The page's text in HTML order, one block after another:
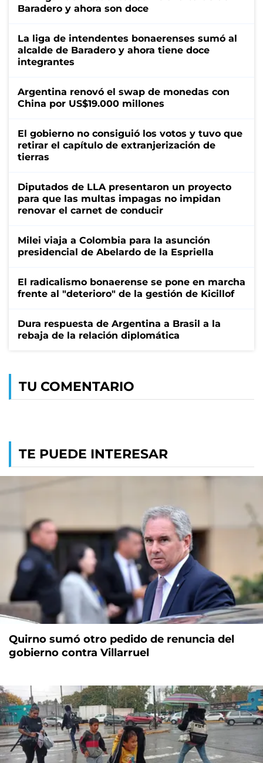
Baradero y ahora son doce
La liga de intendentes bonaerenses sumó al
alcalde de Baradero y ahora tiene doce
integrantes
Argentina renovó el swap de monedas con
China por US$19.000 millones
El gobierno no consiguió los votos y tuvo que
retirar el capítulo de extranjerización de
tierras
Diputados de LLA presentaron un proyecto
para que las multas impagas no impidan
renovar el carnet de conducir
Milei viaja a Colombia para la asunción
presidencial de Abelardo de la Espriella
El radicalismo bonaerense se pone en marcha
frente al "deterioro" de la gestión de Kicillof
Dura respuesta de Argentina a Brasil a la
rebaja de la relación diplomática
TU COMENTARIO
TE PUEDE INTERESAR
Quirno sumó otro pedido de renuncia del
gobierno contra Villarruel